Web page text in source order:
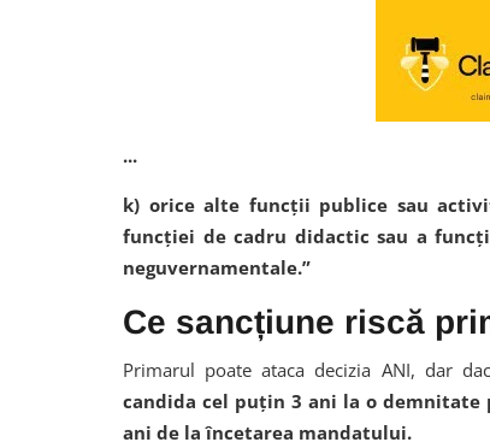
...
k) orice alte funcţii publice sau
funcţiei de cadru didactic sau a
neguvernamentale.”
Ce sancțiune riscă
Primarul poate ataca decizia ANI, dar
candida cel puțin 3 ani la o
ani de la încetarea mandatului.